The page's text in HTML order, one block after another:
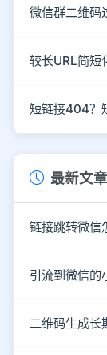
微信群二维码
较长URL简短
短链接404？
最新文章
链接跳转微信
引流到微信的
二维码生成长